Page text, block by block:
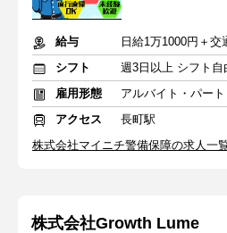
給与
日給1万1000円＋交
シフト
週3日以上 シフト自
雇用形態
アルバイト・パート
アクセス
長町駅
株式会社マイニチ警備保障の求人一
株式会社Growth Lume